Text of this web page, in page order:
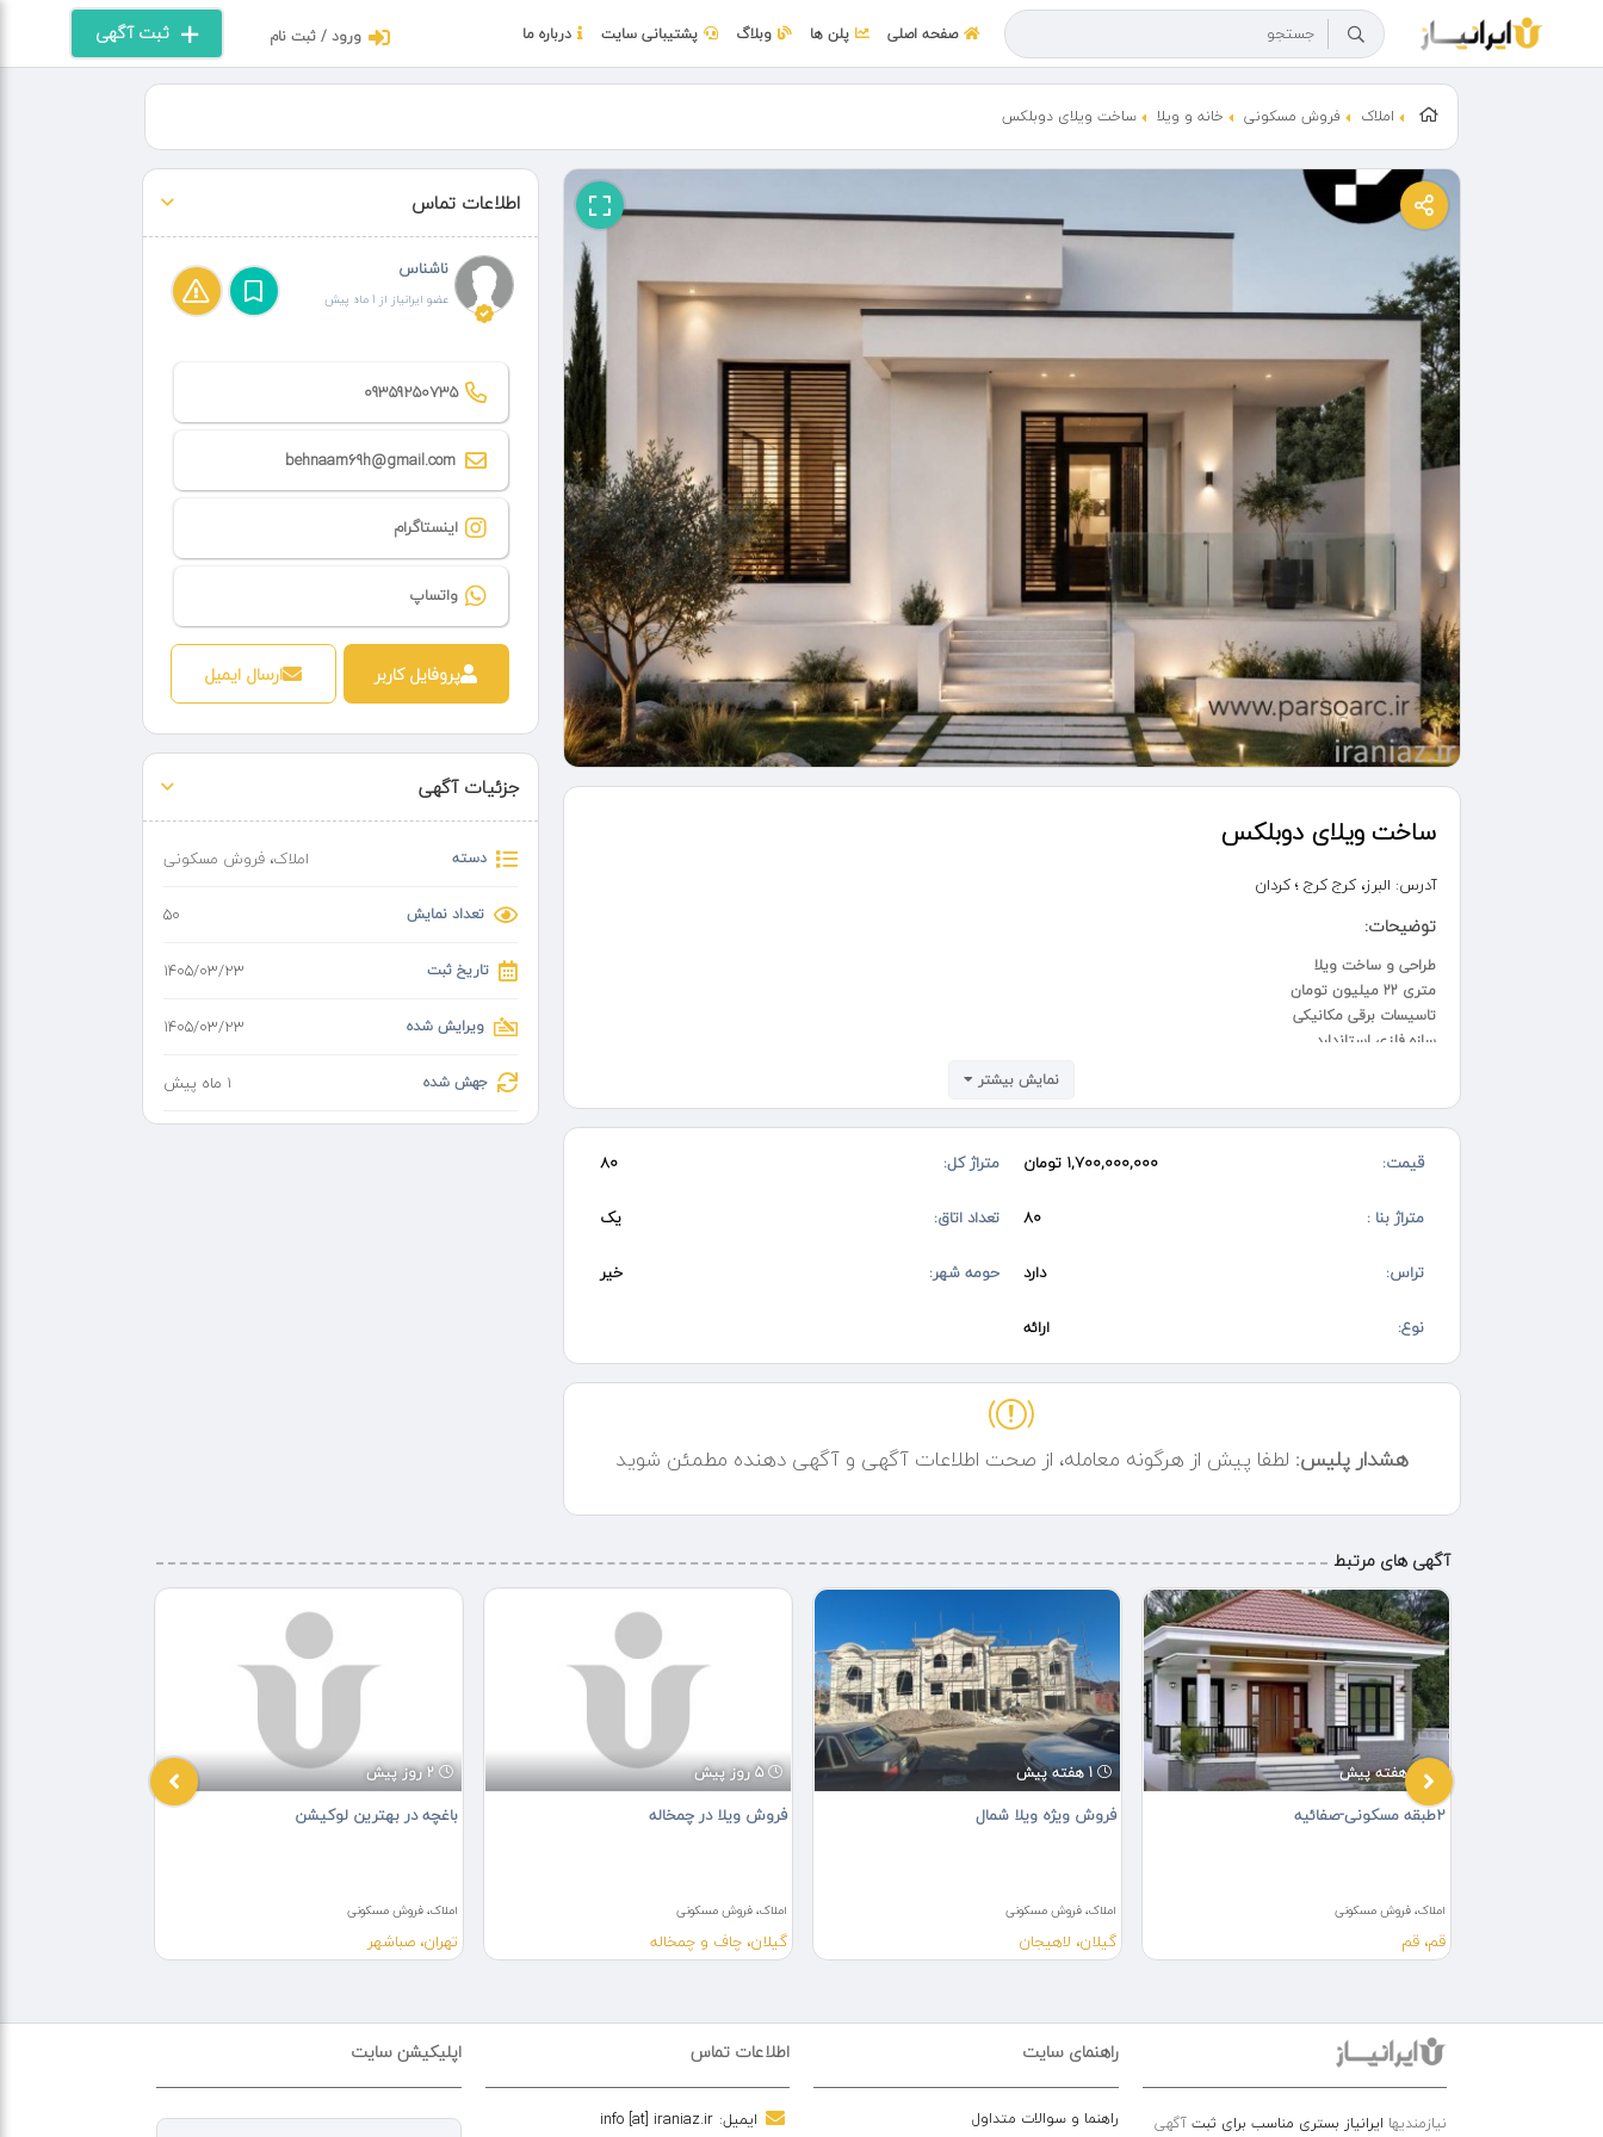
ثبت آگهی ورود / ثبت نام صفحه اصلی پلن ها وبلاگ پشتیبانی سایت درباره ما
املاک فروش مسکونی خانه و ویلا ساخت ویلای دوبلکس
ساخت ویلای دوبلکس
آدرس: البرز، کرج کرج ؛ کردان
توضیحات:
طراحی و ساخت ویلا
متری 22 میلیون تومان
تاسیسات برقی مکانیکی
سازه فلزی استاندارد
نمایش بیشتر
قیمت: 1,700,000,000 تومان متراژ کل: 80
متراژ بنا : 80 تعداد اتاق: یک
تراس: دارد حومه شهر: خیر
نوع: ارائه
هشدار پلیس: لطفا پیش از هرگونه معامله، از صحت اطلاعات آگهی و آگهی دهنده مطمئن شوید
اطلاعات تماس
ناشناس
عضو ایرانیاز از 1 ماه پیش
09359250735
behnaam69h@gmail.com
اینستاگرام
واتساپ
پروفایل کاربر ارسال ایمیل
جزئیات آگهی
دسته املاک،فروش مسکونی
تعداد نمایش 50
تاریخ ثبت ۱۴۰۵/۰۳/۲۳
ویرایش شده ۱۴۰۵/۰۳/۲۳
جهش شده 1 ماه پیش
آگهی های مرتبط
2 روز پیش
باغچه در بهترین لوکیشن
املاک، فروش مسکونی
تهران، صباشهر
5 روز پیش
فروش ویلا در چمخاله
املاک، فروش مسکونی
گیلان، چاف و چمخاله
1 هفته پیش
فروش ویژه ویلا شمال
املاک، فروش مسکونی
گیلان، لاهیجان
3 هفته پیش
۲طبقه مسکونی-صفائیه
املاک، فروش مسکونی
قم، قم
نیازمندیها ایرانیاز بستری مناسب برای ثبتآگهی
راهنمای سایت
راهنما و سوالات متداول
اطلاعات تماس
ایمیل: info [at] iraniaz.ir
اپلیکیشن سایت